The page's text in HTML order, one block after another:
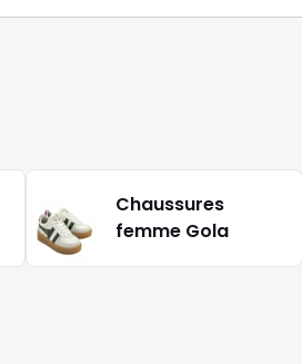
Chaussures
femme Gola